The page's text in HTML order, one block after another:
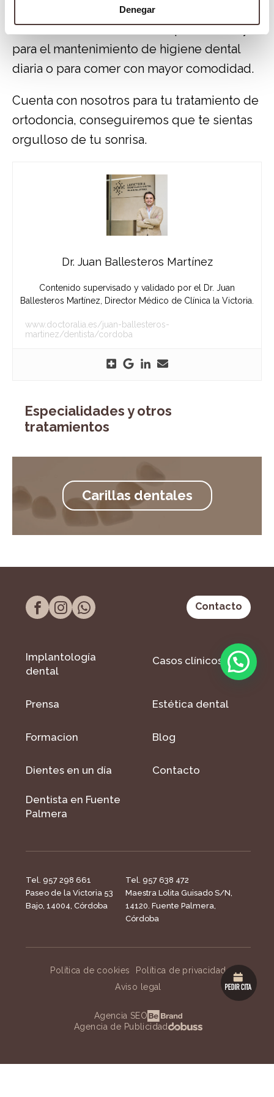
Denegar
y disposición para los pacientes.
Normalmente será retirados para dormir y
para el mantenimiento de higiene dental
diaria o para comer con mayor comodidad.
Cuenta con nosotros para tu tratamiento de
ortodoncia, conseguiremos que te sientas
orgulloso de tu sonrisa.
Dr. Juan Ballesteros Martínez
Contenido supervisado y validado por el Dr. Juan
Ballesteros Martínez, Director Médico de Clínica la Victoria.
www.doctoralia.es/juan-ballesteros-
martinez/dentista/cordoba
Especialidades y otros
tratamientos
Carillas dentales
Contacto
Implantología
dental
Casos clínicos
Prensa Estética dental
Formacion Blog
Dientes en un día Contacto
Dentista en Fuente
Palmera
Tel. 957 298 661
Paseo de la Victoria 53
Bajo, 14004, Córdoba
Tel. 957 638 472
Maestra Lolita Guisado S/N,
14120. Fuente Palmera,
Córdoba
Política de cookies
Política de privacidad
Aviso legal
Agencia SEO
Agencia de Publicidad